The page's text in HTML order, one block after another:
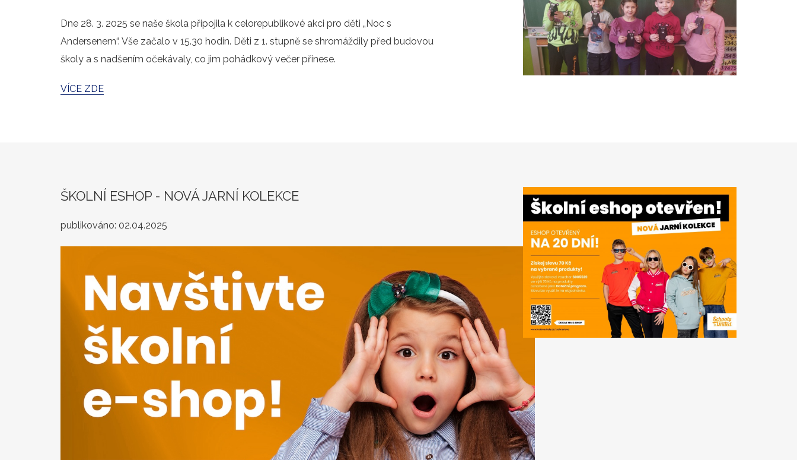
Dne 28. 3. 2025 se naše škola připojila k celorepublikové akci pro děti „Noc s
Andersenem“. Vše začalo v 15.30 hodin. Děti z 1. stupně se shromáždily před budovou
školy a s nadšením očekávaly, co jim pohádkový večer přinese.
VÍCE ZDE
ŠKOLNÍ ESHOP - NOVÁ JARNÍ KOLEKCE
publikováno: 02.04.2025